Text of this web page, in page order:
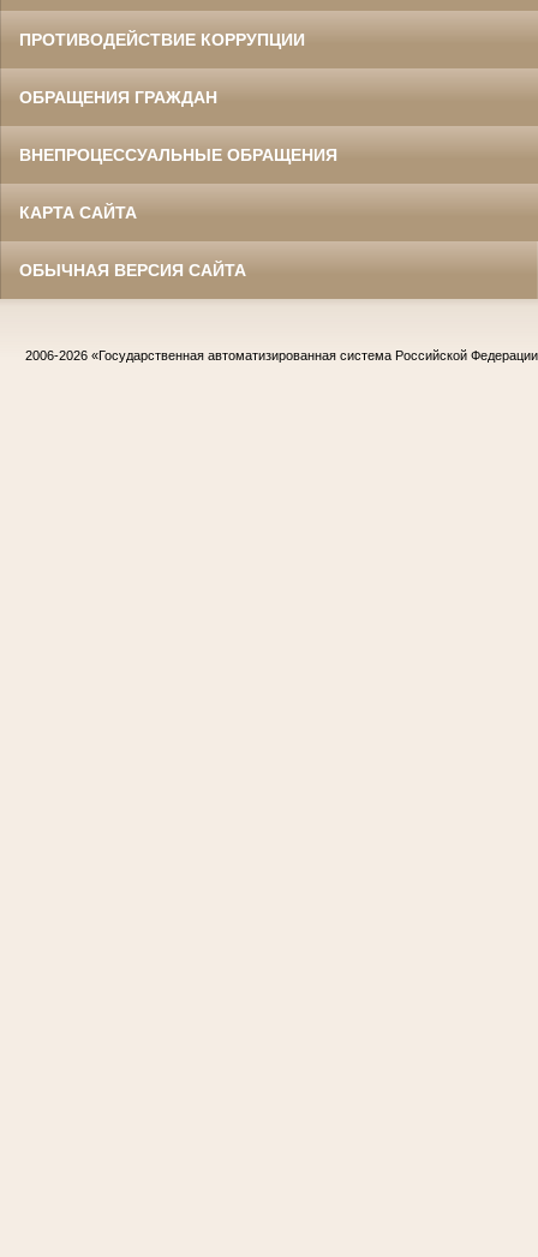
ПРОТИВОДЕЙСТВИЕ КОРРУПЦИИ
ОБРАЩЕНИЯ ГРАЖДАН
ВНЕПРОЦЕССУАЛЬНЫЕ ОБРАЩЕНИЯ
КАРТА САЙТА
ОБЫЧНАЯ ВЕРСИЯ САЙТА
2006-2026 «Государственная автоматизированная система Российской